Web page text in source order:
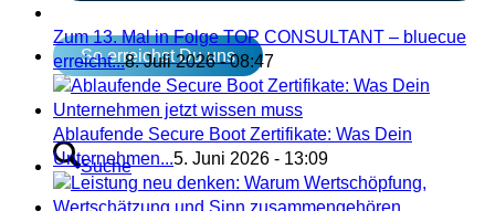
So erreichst Du uns
Suche
Zum 13. Mal in Folge TOP CONSULTANT – bluecue
erreicht...8. Juli 2026 - 08:47
Ablaufende Secure Boot Zertifikate: Was Dein
Unternehmen...5. Juni 2026 - 13:09